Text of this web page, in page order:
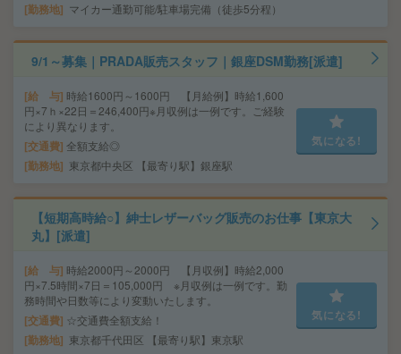
勤務地 マイカー通勤可能/駐車場完備（徒歩5分程）
9/1～募集｜PRADA販売スタッフ｜銀座DSM勤務[派遣]
給 与 時給1600円～1600円 【月給例】時給1,600
円×7ｈ×22日＝246,400円※月収例は一例です。ご経験
により異なります。
交通費 全額支給◎
勤務地 東京都中央区 【最寄り駅】銀座駅
気になる!
【短期高時給○】紳士レザーバッグ販売のお仕事【東京大
丸】[派遣]
給 与 時給2000円～2000円 【月収例】時給2,000
円×7.5時間×7日＝105,000円 ※月収例は一例です。勤
務時間や日数等により変動いたします。
交通費 ☆交通費全額支給！
勤務地 東京都千代田区 【最寄り駅】東京駅
気になる!